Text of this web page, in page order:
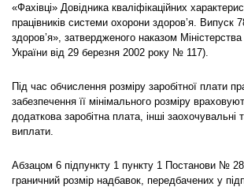
«Фахівці» Довідника кваліфікаційних
працівників системи охорони здоров’я. Випуск
здоров’я», затвердженого наказом
України від 29 березня 2002 року № 117).
Під час обчислення розміру заробітної плати
забезпечення її мінімального розміру
додаткова заробітна плата, інші заохочувальні
виплати.
Абзацом 6 підпункту 1 пункту 1 Постанови №
граничний розмір надбавок, передбачених у